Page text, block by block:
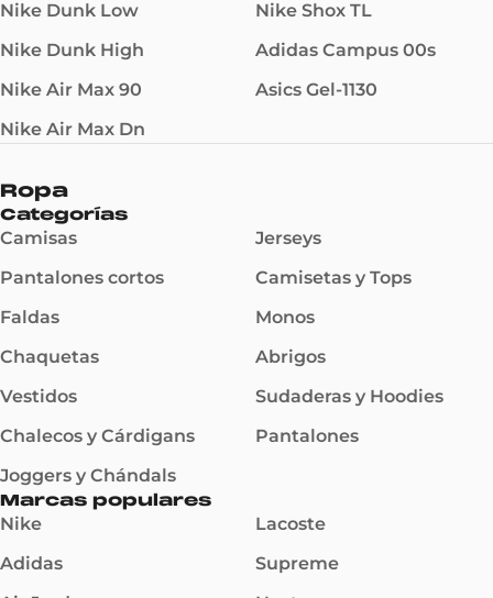
Nike Dunk Low
Nike Dunk High
Nike Air Max 90
Nike Air Max Dn
Nike Shox TL
Adidas Campus 00s
Asics Gel-1130
Ropa
Categorías
Camisas
Pantalones cortos
Faldas
Chaquetas
Vestidos
Chalecos y Cárdigans
Joggers y Chándals
Jerseys
Camisetas y Tops
Monos
Abrigos
Sudaderas y Hoodies
Pantalones
Marcas populares
Nike
Adidas
Lacoste
Supreme